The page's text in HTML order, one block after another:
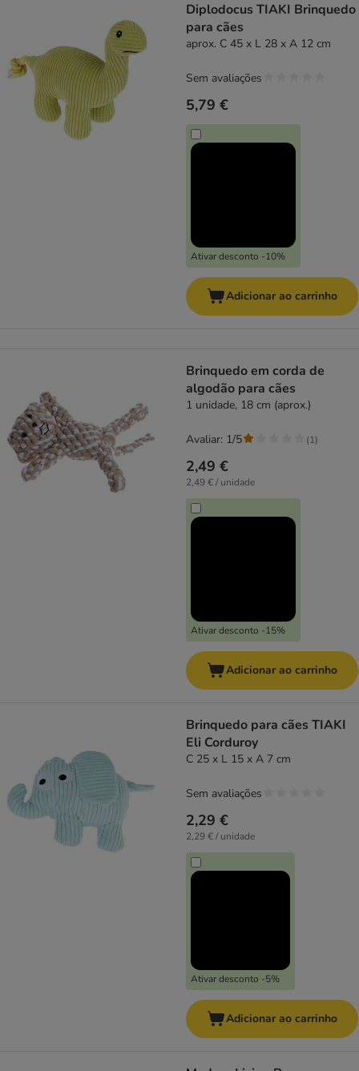
Diplodocus TIAKI Brinquedo
para cães
aprox. C 45 x L 28 x A 12 cm
5,79 €
Ativar desconto -10%
Sem avaliações
Adicionar ao carrinho
Brinquedo em corda de
algodão para cães
1 unidade, 18 cm (aprox.)
2,49 €
2,49 € / unidade
Ativar desconto -15%
Avaliar: 1/5 (1)
Adicionar ao carrinho
Brinquedo para cães TIAKI
Eli Corduroy
C 25 x L 15 x A 7 cm
2,29 €
2,29 € / unidade
Ativar desconto -5%
Sem avaliações
Adicionar ao carrinho